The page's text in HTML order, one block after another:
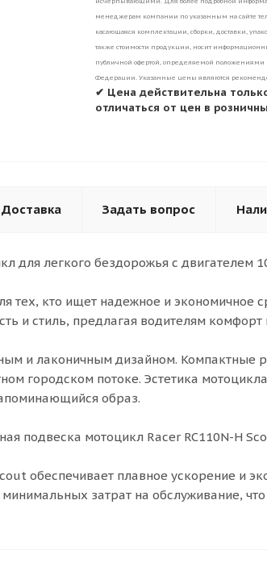
менеджерам компании по указанным на сайте
касающаяся комплектации, сборки, доставки,
также стоимости продукции, носит
публичной офертой, определяемой положениями
Федерации. Указанные цены являются
✔ Цена действительна
отличаться от цен в
Доставка Задать вопрос
для легкого бездорожья c двигателем
тех, кто ищет надежное и экономичное
и стиль, предлагая водителям
и лаконичным дизайном. Компактные
городском потоке. Эстетика мотоцикла
образ.
подвеска мотоцикл Racer RC110N-H
обеспечивает плавное ускорение и
затрат на обслуживание,